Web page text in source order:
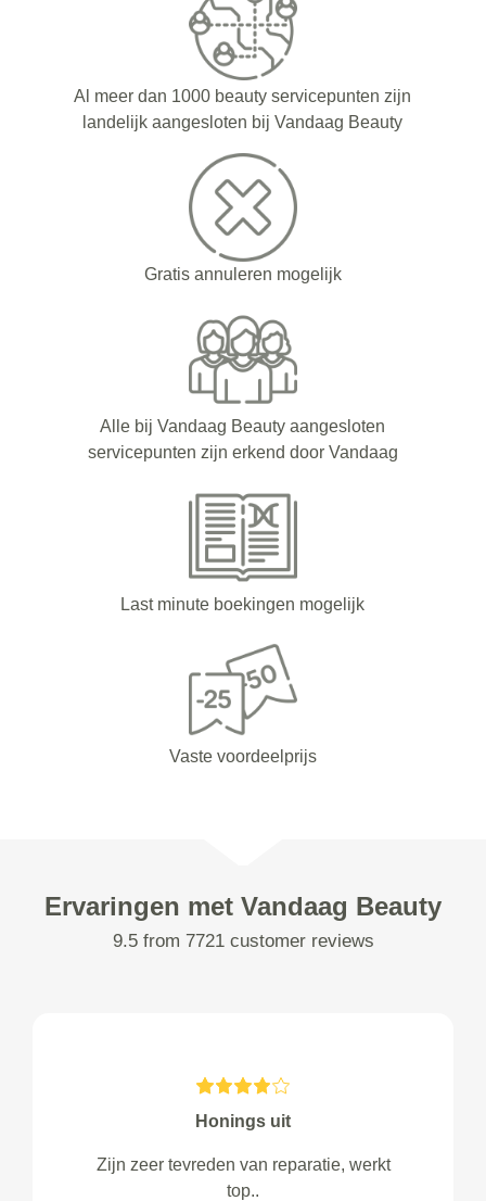
Al meer dan 1000 beauty servicepunten zijn
landelijk aangesloten bij Vandaag Beauty
Gratis annuleren mogelijk
Alle bij Vandaag Beauty aangesloten
servicepunten zijn erkend door Vandaag
Last minute boekingen mogelijk
Vaste voordeelprijs
Ervaringen met Vandaag Beauty
9.5 from 7721 customer reviews
Honings uit
Zijn zeer tevreden van reparatie, werkt
top..